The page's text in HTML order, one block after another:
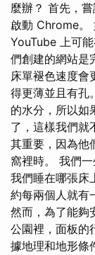
麼辦？ 首先，
啟動 Chrome。
YouTube 上可
們創建的網站是
床單褪色速度會
得更薄並且有孔
的水分，所以如
了，這樣我們就
其重要，因為他
窩裡時。 我們
我們睡在哪張床
約每兩個人就有
然而，為了能夠
公園裡，面板的
據地理和地形條